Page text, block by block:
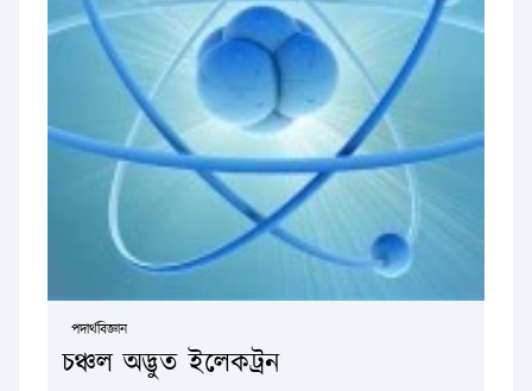
পদার্থবিজ্ঞান
চঞ্চল অদ্ভুত ইলেকট্রন